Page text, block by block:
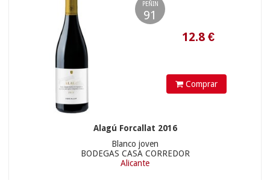
PEÑIN
91
Comprar
Alagú Forcallat 2016
Blanco joven
BODEGAS CASA CORREDOR
Alicante
54.9€